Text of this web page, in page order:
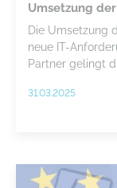
Umsetzung
Die Umsetzung
neue IT-
Partner gelingt
31.03.2025